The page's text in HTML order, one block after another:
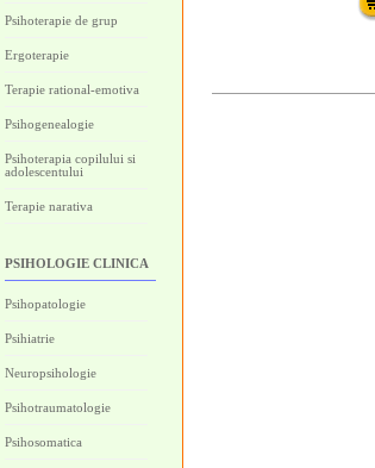
Psihoterapie de grup
Ergoterapie
Terapie rational-emotiva
Psihogenealogie
Psihoterapia copilului si
adolescentului
Terapie narativa
PSIHOLOGIE CLINICA
Psihopatologie
Psihiatrie
Neuropsihologie
Psihotraumatologie
Psihosomatica